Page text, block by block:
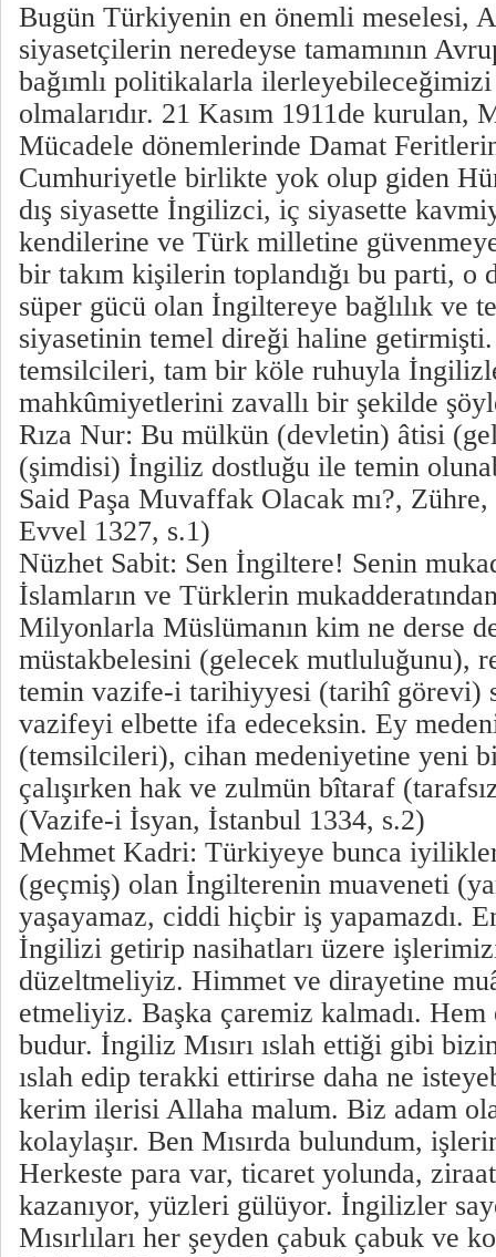
Bugün Türkiyenin en önemli meselesi,
siyasetçilerin neredeyse tamamının
bağımlı politikalarla
olmalarıdır. 21 Kasım 1911de
Mücadele dönemlerinde Damat
Cumhuriyetle birlikte yok olup giden
dış siyasette İngilizci, iç siyasette
kendilerine ve Türk milletine
bir takım kişilerin toplandığı bu parti, o
süper gücü olan İngiltereye bağlılık ve
siyasetinin temel direği haline
temsilcileri, tam bir köle ruhuyla
mahkûmiyetlerini zavallı bir şekilde
Rıza Nur: Bu mülkün (devletin) âtisi
(şimdisi) İngiliz dostluğu ile temin
Said Paşa Muvaffak Olacak mı?,
Evvel 1327, s.1)
Nüzhet Sabit: Sen İngiltere! Senin
İslamların ve Türklerin
Milyonlarla Müslümanın kim ne derse
müstakbelesini (gelecek mutluluğunu),
temin vazife-i tarihiyyesi (tarihî görevi)
vazifeyi elbette ifa edeceksin. Ey
(temsilcileri), cihan medeniyetine yeni
çalışırken hak ve zulmün bîtaraf
(Vazife-i İsyan, İstanbul 1334, s.2)
Mehmet Kadri: Türkiyeye bunca
(geçmiş) olan İngilterenin muaveneti
yaşayamaz, ciddi hiçbir iş yapamazdı.
İngilizi getirip nasihatları üzere
düzeltmeliyiz. Himmet ve dirayetine
etmeliyiz. Başka çaremiz kalmadı. Hem
budur. İngiliz Mısırı ıslah ettiği gibi
ıslah edip terakki ettirirse daha ne
kerim ilerisi Allaha malum. Biz adam
kolaylaşır. Ben Mısırda bulundum,
Herkeste para var, ticaret yolunda,
kazanıyor, yüzleri gülüyor. İngilizler
Mısırlıları her şeyden çabuk çabuk ve